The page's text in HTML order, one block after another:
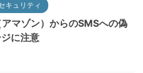
キュリティ
マゾン）からのSMSへの偽
に注意